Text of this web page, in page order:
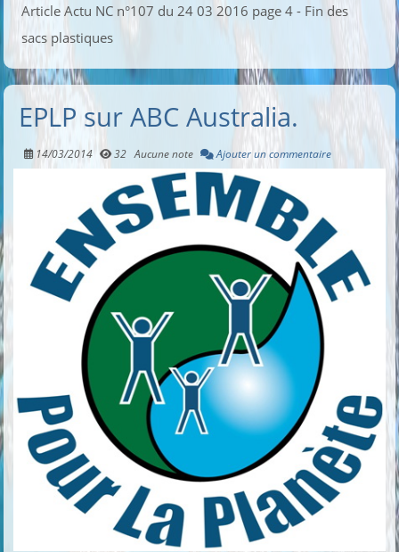
Article Actu NC n°107 du 24 03 2016 page 4 - Fin des
sacs plastiques
EPLP sur ABC Australia.
14/03/2014 32 Aucune note Ajouter un commentaire